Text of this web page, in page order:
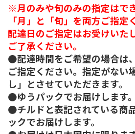
※月のみや旬のみの指定はで
「月」と「旬」を両方ご指定
配達日のご指定はお受けいた
ご了承ください。
●配達時間をご希望の場合は
ご指定ください。指定がない
し」とさせていただきます。
●ゆうパックでお届けします。
●チルドと表記されている商
ックでお届けします。